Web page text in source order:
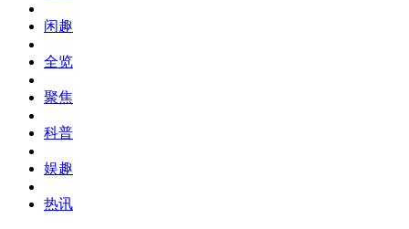
闲趣
全览
聚焦
科普
娱趣
热讯